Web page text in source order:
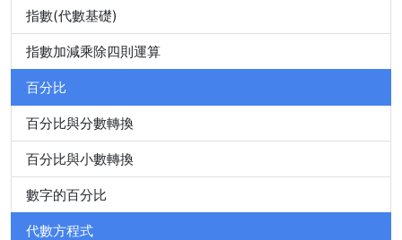
指數(代數基礎)
指數加減乘除四則運算
百分比
百分比與分數轉換
百分比與小數轉換
數字的百分比
代數方程式